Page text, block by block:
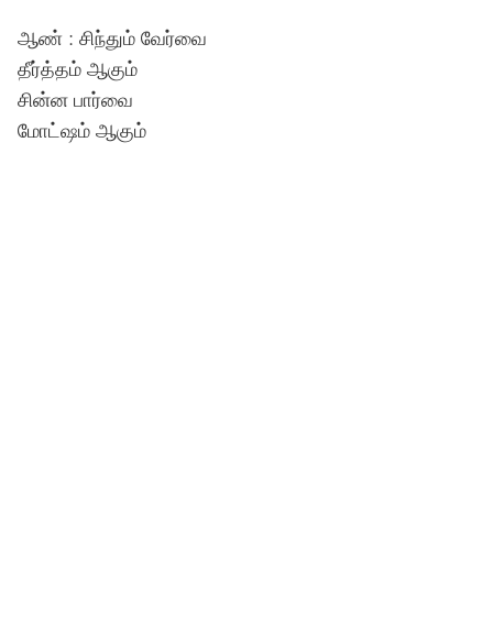
ஆண் : சிந்தும் வேர்வை
தீர்த்தம் ஆகும்
சின்ன பார்வை
மோட்ஷம் ஆகும்